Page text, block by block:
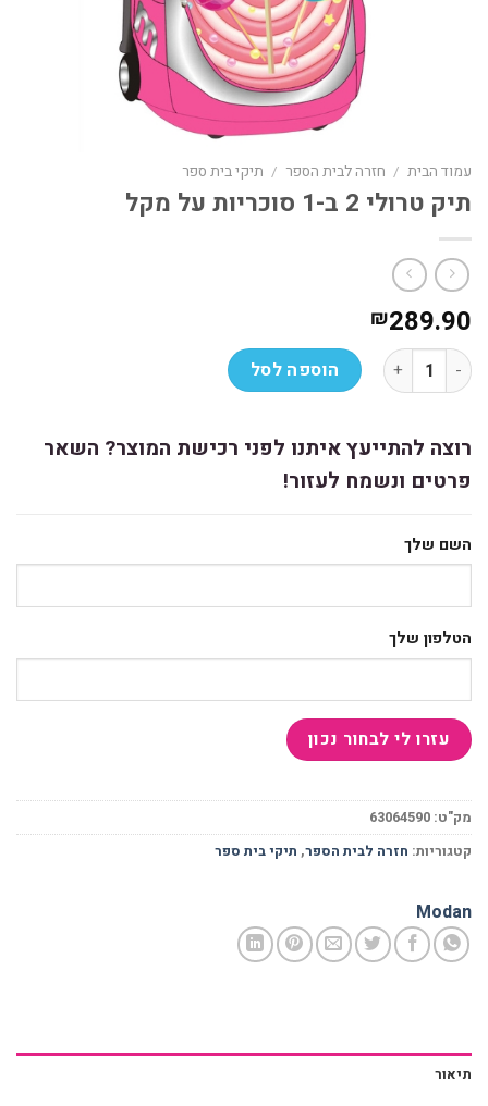
עמוד הבית / חזרה לבית הספר / תיקי בית ספר
תיק טרולי 2 ב-1 סוכריות על מקל
₪289.90
כמות של תיק טרולי 2 ב-1 סוכריות על מקל הוספה לסל
רוצה להתייעץ איתנו לפני רכישת המוצר? השאר
פרטים ונשמח לעזור!
השם שלך
הטלפון שלך
מק"ט:63064590
קטגוריות:חזרה לבית הספר,תיקי בית ספר
Modan
תיאור